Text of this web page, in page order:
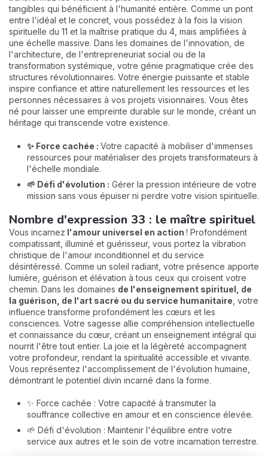
tangibles qui bénéficient à l'humanité entière. Comme un pont
entre l'idéal et le concret, vous possédez à la fois la vision
spirituelle du 11 et la maîtrise pratique du 4, mais amplifiées à
une échelle massive. Dans les domaines de l'innovation, de
l'architecture, de l'entrepreneuriat social ou de la
transformation systémique, votre génie pragmatique crée des
structures révolutionnaires. Votre énergie puissante et stable
inspire confiance et attire naturellement les ressources et les
personnes nécessaires à vos projets visionnaires. Vous êtes
né pour laisser une empreinte durable sur le monde, créant un
héritage qui transcende votre existence.
✨ Force cachée : Votre capacité à mobiliser d'immenses
ressources pour matérialiser des projets transformateurs à
l'échelle mondiale.
🌱 Défi d'évolution : Gérer la pression intérieure de votre
mission sans vous épuiser ni perdre votre vision spirituelle.
Nombre d'expression 33 : le maître spirituel
Vous incarnez l'amour universel en action ! Profondément
compatissant, illuminé et guérisseur, vous portez la vibration
christique de l'amour inconditionnel et du service
désintéressé. Comme un soleil radiant, votre présence apporte
lumière, guérison et élévation à tous ceux qui croisent votre
chemin. Dans les domaines de l'enseignement spirituel, de
la guérison, de l'art sacré ou du service humanitaire , votre
influence transforme profondément les cœurs et les
consciences. Votre sagesse allie compréhension intellectuelle
et connaissance du cœur, créant un enseignement intégral qui
nourrit l'être tout entier. La joie et la légèreté accompagnent
votre profondeur, rendant la spiritualité accessible et vivante.
Vous représentez l'accomplissement de l'évolution humaine,
démontrant le potentiel divin incarné dans la forme.
✨ Force cachée : Votre capacité à transmuter la
souffrance collective en amour et en conscience élevée.
🌱 Défi d'évolution : Maintenir l'équilibre entre votre
service aux autres et le soin de votre incarnation terrestre.